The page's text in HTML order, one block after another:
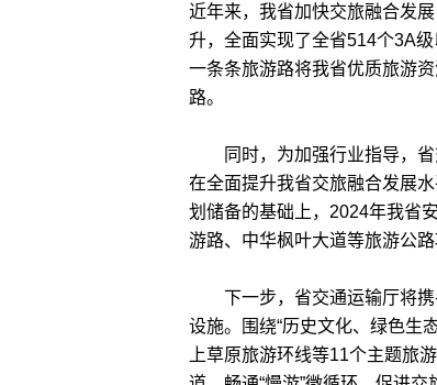
近年来，我省加快交旅融合发
升，全面实现了全省514个3A
一条条旅游路将我省优质旅游
路。
同时，为加强行业指导，省
在全面提升我省交旅融合发展
划储备的基础上，2024年我省
游路、中华枫叶大道等旅游公路
下一步，省交通运输厅将携
设施。围绕“历史文化、绿色生
上草原旅游环线等11个主题旅